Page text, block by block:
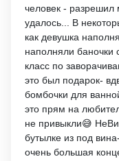
человек - разрешил
удалось... В
как девушка
наполняли баночки
класс по
это был подарок-
бомбочки для
это прям на
не привыкли😅
бутылке из под
очень большая